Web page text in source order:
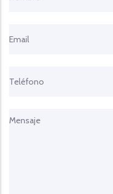
Your Email
Subject
Message